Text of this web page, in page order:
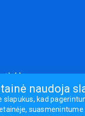
tinkluose
naudoja
slapukus, kad
suasmenintume